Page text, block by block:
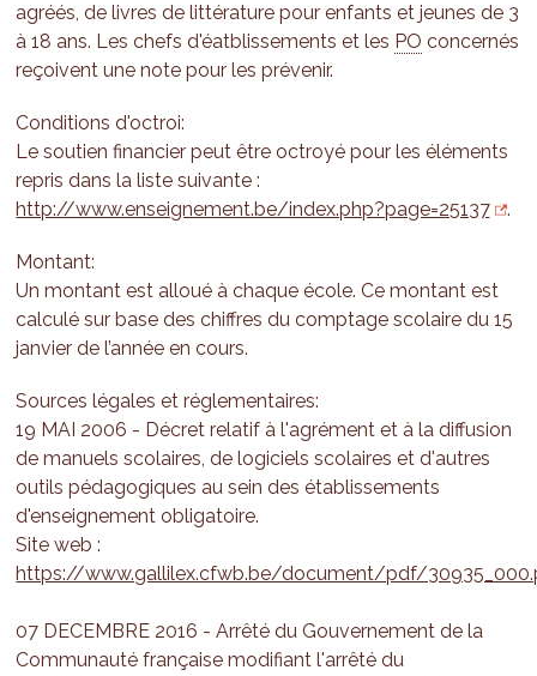
agréés, de livres de littérature pour enfants et jeunes de 3
à 18 ans. Les chefs d'éatblissements et les PO concernés
reçoivent une note pour les prévenir.
Conditions d'octroi:
Le soutien financier peut être octroyé pour les éléments
repris dans la liste suivante :
http://www.enseignement.be/index.php?page=25137
.
Montant:
Un montant est alloué à chaque école. Ce montant est
calculé sur base des chiffres du comptage scolaire du 15
janvier de l’année en cours.
Sources légales et réglementaires:
19 MAI 2006 - Décret relatif à l'agrément et à la diffusion
de manuels scolaires, de logiciels scolaires et d'autres
outils pédagogiques au sein des établissements
d'enseignement obligatoire.
Site web :
https://www.gallilex.cfwb.be/document/pdf/
07 DECEMBRE 2016 - Arrêté du Gouvernement de la
Communauté française modifiant l'arrêté du